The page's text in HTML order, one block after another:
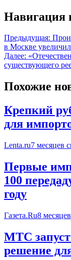
Навигация
Предыдущая:
в Москве
Далее:
существующего
Похожие
Крепкий
для
Lenta.ru7 месяцев
Первые
100
году
Газета.Ru8
МТС
решение